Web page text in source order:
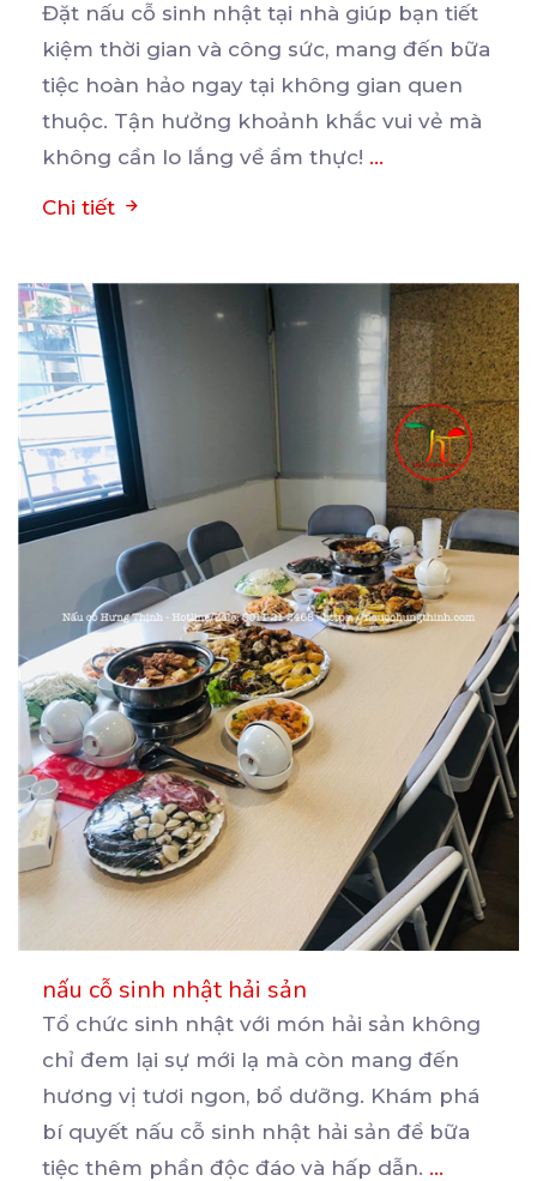
Đặt nấu cỗ sinh nhật tại nhà giúp bạn tiết
kiệm thời gian và công sức, mang đến bữa
tiệc hoàn hảo ngay tại không gian quen
thuộc. Tận hưởng khoảnh khắc vui vẻ mà
không cần lo lắng về ẩm thực! ...
Chi tiết
nấu cỗ sinh nhật hải sản
Tổ chức sinh nhật với món hải sản không
chỉ đem lại sự mới lạ mà còn mang đến
hương vị tươi ngon, bổ dưỡng. Khám phá
bí quyết nấu cỗ sinh nhật hải sản để bữa
tiệc thêm phần độc đáo và hấp dẫn. ...